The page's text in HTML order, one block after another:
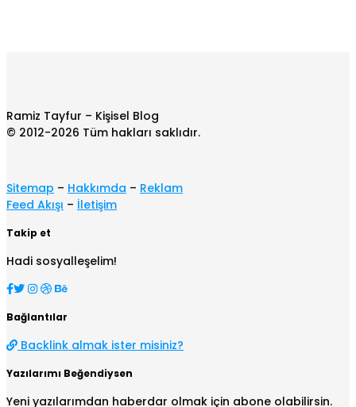
Ramiz Tayfur – Kişisel Blog
© 2012-2026 Tüm hakları saklıdır.
Sitemap – Hakkımda – Reklam
Feed Akışı – İletişim
Takip et
Hadi sosyalleşelim!
Bağlantılar
Backlink almak ister misiniz?
Yazılarımı Beğendiysen
Yeni yazılarımdan haberdar olmak için abone olabilirsin.